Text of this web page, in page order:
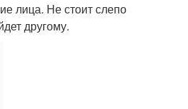
лица. Не стоит слепо
другому.